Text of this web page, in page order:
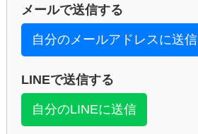
メールで送信する
自分のメールアドレスに送信
LINEで送信する
自分のLINEに送信